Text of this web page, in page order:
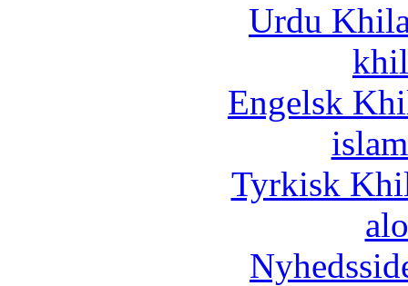
Urdu
Engelsk
Tyrkisk